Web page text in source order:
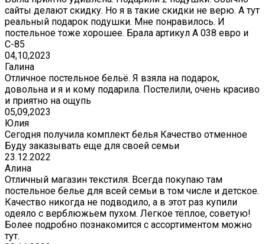
сайты делают скидку. Но я в такие скидки не верю. А тут
реальный подарок подушки. Мне понравилось. И
постельное тоже хорошее. Брала артикул А 038 евро и
С-85
04,10,2023
Галина
Отличное постельное бельё. Я взяла на подарок,
довольна и я и кому подарила. Постелили, очень красиво
и приятно на ощупь
05,09,2023
Юлия
Сегодня получила комплект белья Качество отменное
Буду заказывать еще для своей семьи
23.12.2022
Алина
Отличный магазин текстиля. Всегда покупаю там
постельное белье для всей семьи в том числе и детское.
Качество никогда не подводило, а в этот раз купили
одеяло с верблюжьем пухом. Легкое тёплое, советую!
Более подробно познакомится с ассортиментом можно
тут.